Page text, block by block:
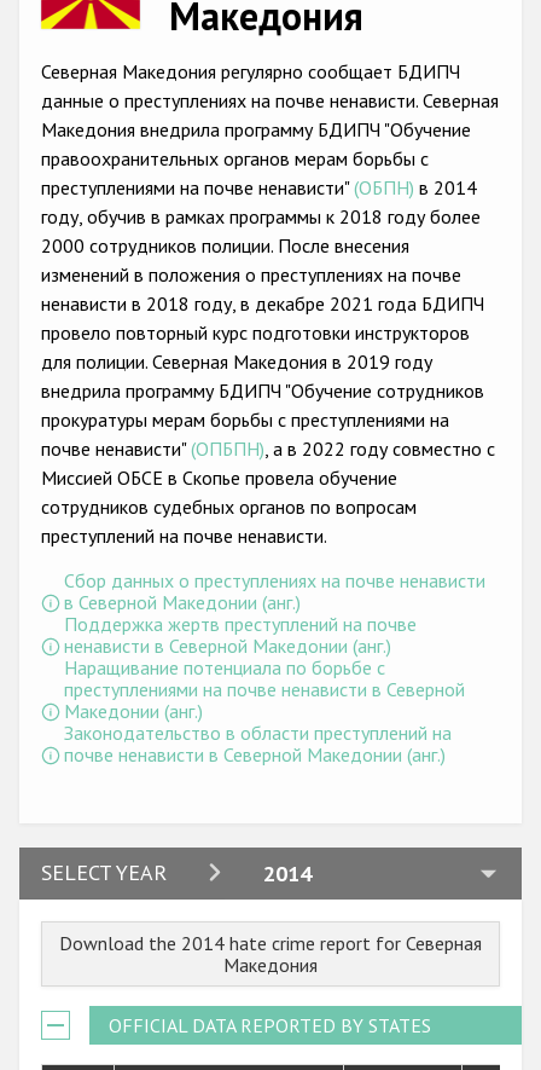
Racist and xenophobic hate crime
Anti-Roma hate crime
Anti-Semitic hate crime
Anti-Muslim hate crime
Anti-Christian hate crime
Other hate crime based on religion or belief
Gender-based hate crime
Anti-LGBTI hate crime
Disability hate crime
Проекты БДИПЧ
Организации гражданского общества
Македония
Северная Македония регулярно сообщает БДИПЧ
данные о преступлениях на почве ненависти. Северная
Македония внедрила программу БДИПЧ "Обучение
правоохранительных органов мерам борьбы с
преступлениями на почве ненависти"(ОБПН) в 2014
году, обучив в рамках программы к 2018 году более
2000 сотрудников полиции. После внесения
изменений в положения о преступлениях на почве
ненависти в 2018 году, в декабре 2021 года БДИПЧ
провело повторный курс подготовки инструкторов
для полиции. Северная Македония в 2019 году
внедрила программу БДИПЧ "Обучение сотрудников
прокуратуры мерам борьбы с преступлениями на
почве ненависти"(ОПБПН), а в 2022 году совместно с
Миссией ОБСЕ в Скопье провела обучение
сотрудников судебных органов по вопросам
преступлений на почве ненависти.
Сбор данных о преступлениях на почве ненависти
в Северной Македонии (анг.)
Поддержка жертв преступлений на почве
ненависти в Северной Македонии (анг.)
Наращивание потенциала по борьбе с
преступлениями на почве ненависти в Северной
Македонии (анг.)
Законодательство в области преступлений на
почве ненависти в Северной Македонии (анг.)
SELECT YEAR 2014
2024
2022
2021
2020
Download the 2014 hate crime report for Северная
Македония
OFFICIAL DATA REPORTED BY STATES